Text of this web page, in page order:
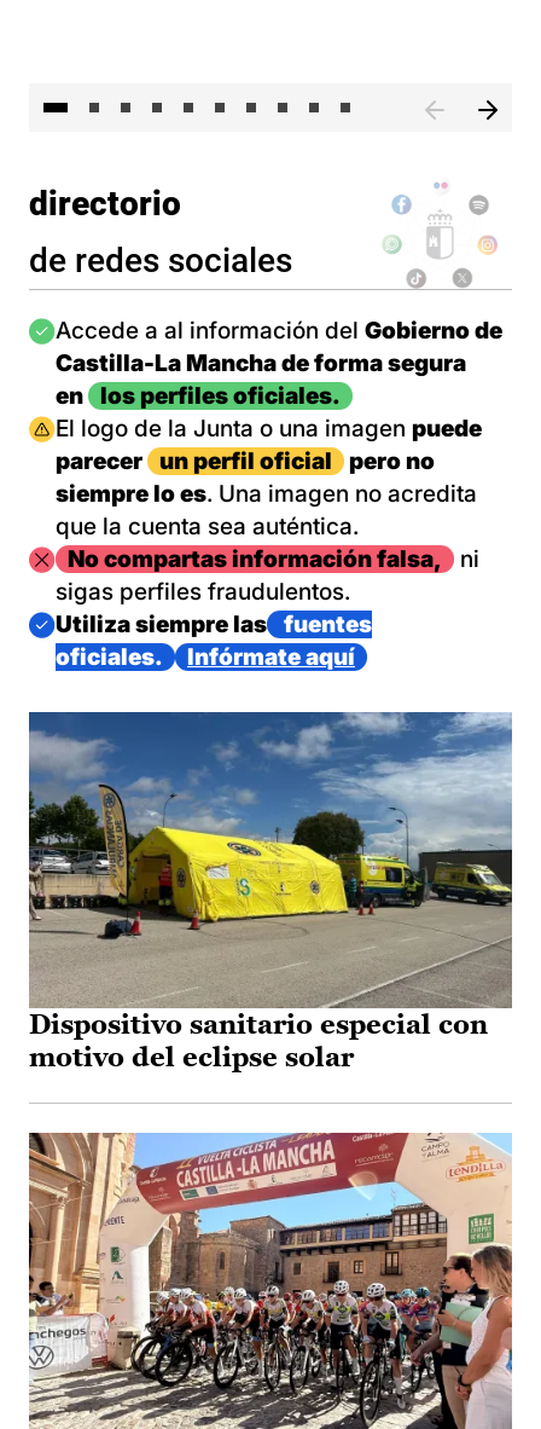
directorio
de redes sociales
Imagen
Accede a al información del Gobierno de
Castilla-La Mancha de forma segura
en
los perfiles oficiales.
Imagen
El logo de la Junta o una imagen puede
parecer
un perfil oficial
pero no
siempre lo es. Una imagen no acredita
que la cuenta sea auténtica.
ImagenNo compartas información falsa,
ni
sigas perfiles fraudulentos.
Imagen
Utiliza siempre las
fuentes
oficiales.
Infórmate aquí
Dispositivo sanitario especial con
motivo del eclipse solar